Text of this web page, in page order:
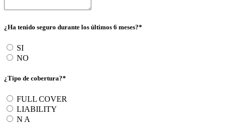
¿Ha tenido seguro durante los últimos 6 meses?*
SI
NO
¿Tipo de cobertura?*
FULL COVER
LIABILITY
N A